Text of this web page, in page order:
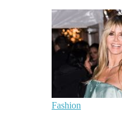
Fashion